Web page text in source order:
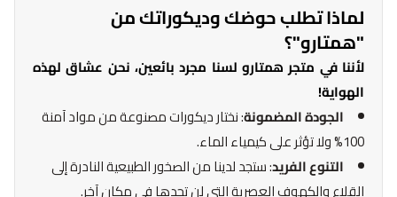
لماذا تطلب حوضك وديكوراتك من
"همتارو"؟
لأننا في متجر همتارو لسنا مجرد بائعين، نحن عشاق لهذه
الهواية!
الجودة المضمونة: نختار ديكورات مصنوعة من مواد آمنة
100% ولا تؤثر على كيمياء الماء.
التنوع الفريد: ستجد لدينا من الصخور الطبيعية النادرة إلى
القلاع والكهوف العصرية التي لن تجدها في مكان آخر.